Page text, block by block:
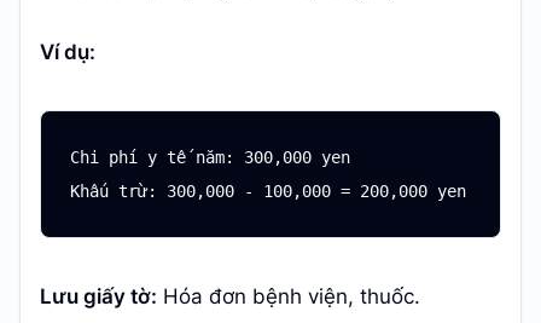
Ví dụ:
Chi phí y tế năm: 300,000 yen
Lưu giấy tờ: Hóa đơn bệnh viện, thuốc.